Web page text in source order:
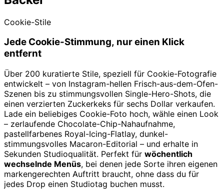
Cookie-Stile
Jede Cookie-Stimmung, nur einen Klick
entfernt
Über 200 kuratierte Stile, speziell für Cookie-Fotografie
entwickelt – von Instagram-hellen Frisch-aus-dem-Ofen-
Szenen bis zu stimmungsvollen Single-Hero-Shots, die
einen verzierten Zuckerkeks für sechs Dollar verkaufen.
Lade ein beliebiges Cookie-Foto hoch, wähle einen Look
– zerlaufende Chocolate-Chip-Nahaufnahme,
pastellfarbenes Royal-Icing-Flatlay, dunkel-
stimmungsvolles Macaron-Editorial – und erhalte in
Sekunden Studioqualität. Perfekt für wöchentlich
wechselnde Menüs, bei denen jede Sorte ihren eigenen
markengerechten Auftritt braucht, ohne dass du für
jedes Drop einen Studiotag buchen musst.